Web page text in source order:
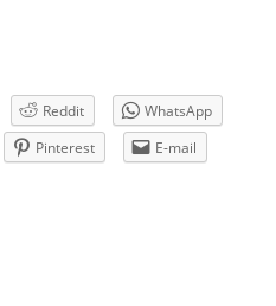
Reddit
WhatsApp
Pinterest
E-mail